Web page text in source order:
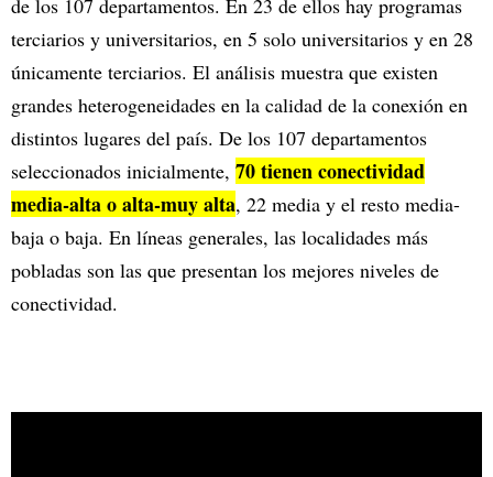
de los 107 departamentos. En 23 de ellos hay programas
terciarios y universitarios, en 5 solo universitarios y en 28
únicamente terciarios. El análisis muestra que existen
grandes heterogeneidades en la calidad de la conexión en
distintos lugares del país. De los 107 departamentos
seleccionados inicialmente, 70 tienen conectividad
media-alta o alta-muy alta, 22 media y el resto media-
baja o baja. En líneas generales, las localidades más
pobladas son las que presentan los mejores niveles de
conectividad.